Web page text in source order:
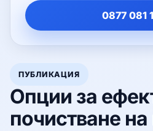
ПУБЛИКАЦИЯ
Опции за
почистване на
0877 081